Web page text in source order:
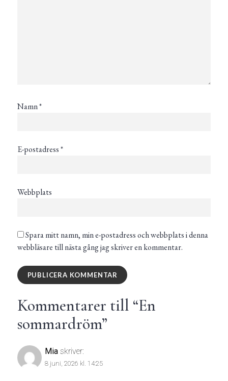
Namn*
E-postadress*
Webbplats
Spara mitt namn, min e-postadress och webbplats i denna
webbläsare till nästa gång jag skriver en kommentar.
Kommentarer till “En
sommardröm”
Mia skriver:
8 juni, 2026 kl. 14:25